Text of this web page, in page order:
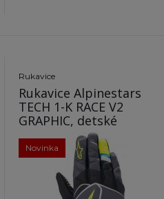
Rukavice
Rukavice Alpinestars
TECH 1-K RACE V2
GRAPHIC, detské
Novinka